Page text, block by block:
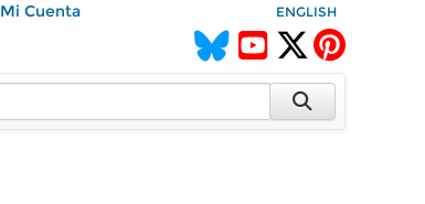
Mi Cuenta ENGLISH